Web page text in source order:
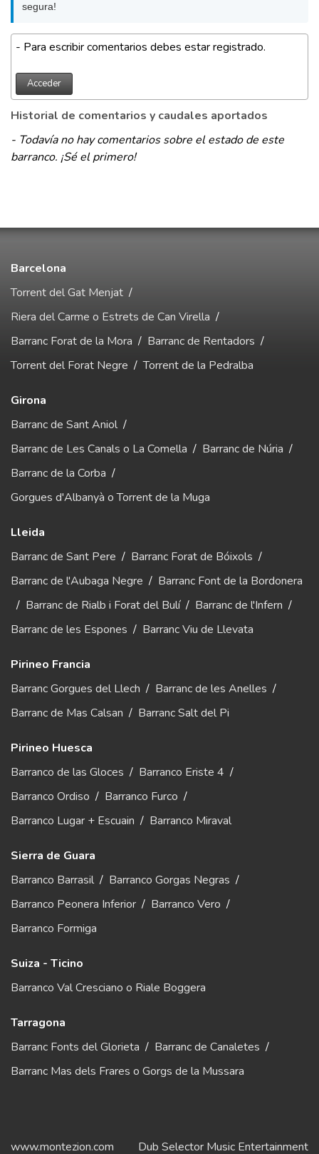
segura!
- Para escribir comentarios debes estar registrado.
Acceder
Historial de comentarios y caudales aportados
- Todavía no hay comentarios sobre el estado de este
barranco. ¡Sé el primero!
Barcelona
Torrent del Gat Menjat /
Riera del Carme o Estrets de Can Virella /
Barranc Forat de la Mora / Barranc de Rentadors /
Torrent del Forat Negre /Torrent de la Pedralba
Girona
Barranc de Sant Aniol /
Barranc de Les Canals o La Comella / Barranc de Núria /
Barranc de la Corba /
Gorgues d'Albanyà o Torrent de la Muga
Lleida
Barranc de Sant Pere / Barranc Forat de Bóixols /
Barranc de l'Aubaga Negre / Barranc Font de la Bordonera
/ Barranc de Rialb i Forat del Bulí/ Barranc de l'Infern /
Barranc de les Espones / Barranc Viu de Llevata
Pirineo Francia
Barranc Gorgues del Llech / Barranc de les Anelles /
Barranc de Mas Calsan / Barranc Salt del Pi
Pirineo Huesca
Barranco de las Gloces / Barranco Eriste 4 /
Barranco Ordiso / Barranco Furco /
Barranco Lugar + Escuain / Barranco Miraval
Sierra de Guara
Barranco Barrasil / Barranco Gorgas Negras /
Barranco Peonera Inferior / Barranco Vero /
Barranco Formiga
Suiza - Ticino
Barranco Val Cresciano o Riale Boggera
Tarragona
Barranc Fonts del Glorieta / Barranc de Canaletes /
Barranc Mas dels Frares o Gorgs de la Mussara
www.montezion.com Dub Selector Music Entertainment